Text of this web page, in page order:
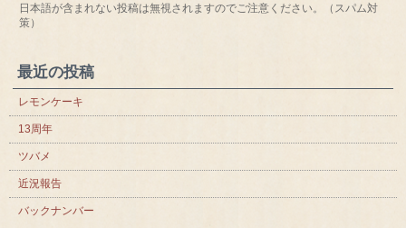
日本語が含まれない投稿は無視されますのでご注意ください。（スパム対
策）
最近の投稿
レモンケーキ
13周年
ツバメ
近況報告
バックナンバー